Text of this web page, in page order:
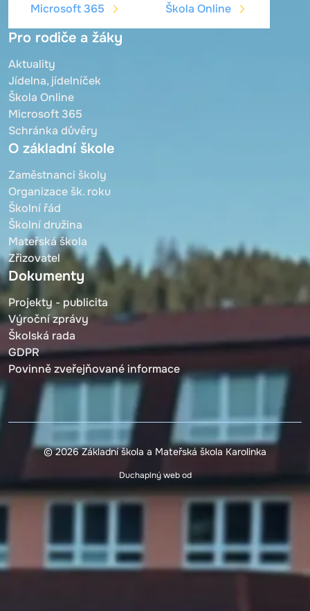
Microsoft 365 Škola Online
Pro rodiče a žáky
Aktuality
Jídelna, jídelníček
Škola Online
Microsoft 365
Schránka důvěry
O základní škole
Zaměstnanci školy
Organizace šk. roku
Školní řád
Školní družina
Mateřská škola
Zřizovatel
Dokumenty
Projekty - publicita
Výroční zprávy
Školská rada
GDPR
Povinně zveřejňované informace
© 2026 Základní škola a Mateřská škola Karolinka
Duchaplný web od